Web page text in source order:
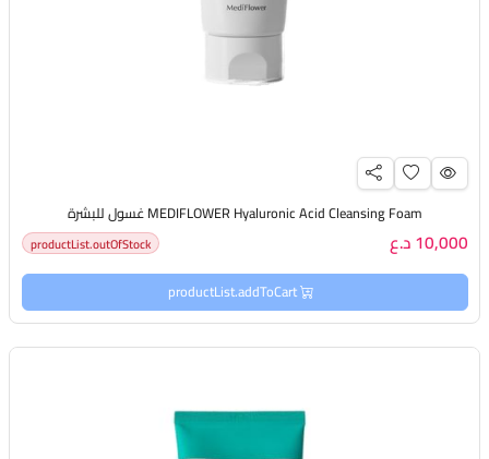
MEDIFLOWER Hyaluronic Acid Cleansing Foam غسول للبشرة
10,000 د.ع productList.outOfStock
productList.addToCart